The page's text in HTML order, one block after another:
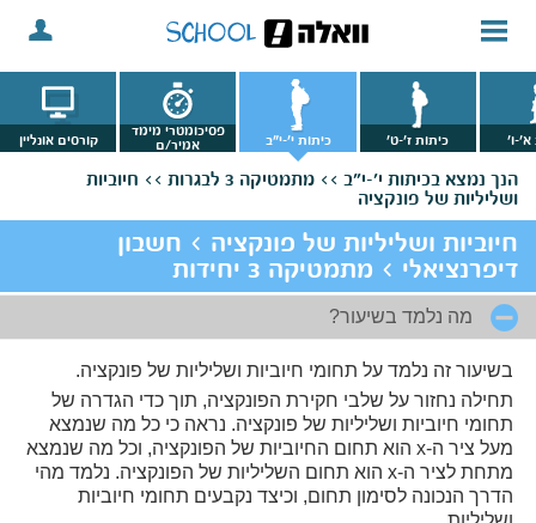
א'-ו' כיתות ז'-ט' כיתות י'-י"ב
פסיכומטרי מימד
אמיר/ם
קורסים אונליין
הנך נמצא בכיתות י'-י"ב >> מתמטיקה 3 לבגרות >>
חיוביות
ושליליות של פונקציה
חיוביות ושליליות של פונקציה > חשבון
דיפרנציאלי > מתמטיקה 3 יחידות
מה נלמד בשיעור?
בשיעור זה נלמד על תחומי חיוביות ושליליות של פונקציה.
תחילה נחזור על שלבי חקירת הפונקציה, תוך כדי הגדרה של
תחומי חיוביות ושליליות של פונקציה. נראה כי כל מה שנמצא
מעל ציר ה-x הוא תחום החיוביות של הפונקציה, וכל מה שנמצא
מתחת לציר ה-x הוא תחום השליליות של הפונקציה. נלמד מהי
הדרך הנכונה לסימון תחום, וכיצד נקבעים תחומי חיוביות